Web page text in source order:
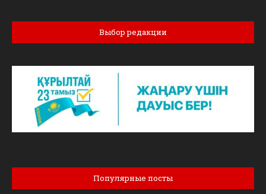
Выбор редакции
Популярные посты